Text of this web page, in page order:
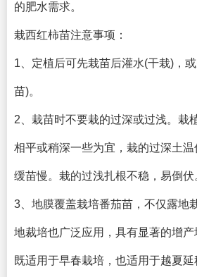
的肥水需求。
栽西红柿苗注意事项：
1、定植后可先栽苗后灌水(干栽)，
苗)。
2、栽苗时不要栽的过深或过浅。栽
相平或稍深一些为宜，栽的过深土温
缓苗慢。栽的过浅扎根不稳，易倒伏
3、地膜覆盖栽培番茄苗，不仅露地
地裁培也广泛应用，具有显著的增
既适用于早春栽培，也适用于越夏延